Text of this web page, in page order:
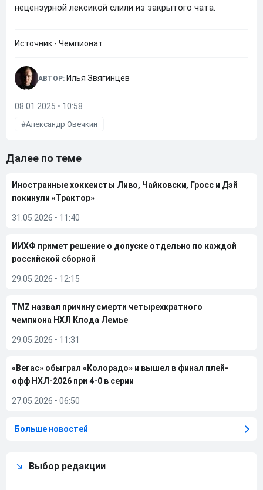
нецензурной лексикой слили из закрытого чата.
Источник - Чемпионат
АВТОР: Илья Звягинцев
08.01.2025 • 10:58
Александр Овечкин
Далее по теме
Иностранные хоккеисты Ливо, Чайковски, Гросс и Дэй
покинули «Трактор»
31.05.2026 • 11:40
ИИХФ примет решение о допуске отдельно по каждой
российской сборной
29.05.2026 • 12:15
TMZ назвал причину смерти четырехкратного
чемпиона НХЛ Клода Лемье
29.05.2026 • 11:31
«Вегас» обыграл «Колорадо» и вышел в финал плей-
офф НХЛ-2026 при 4-0 в серии
27.05.2026 • 06:50
Больше новостей
Выбор редакции